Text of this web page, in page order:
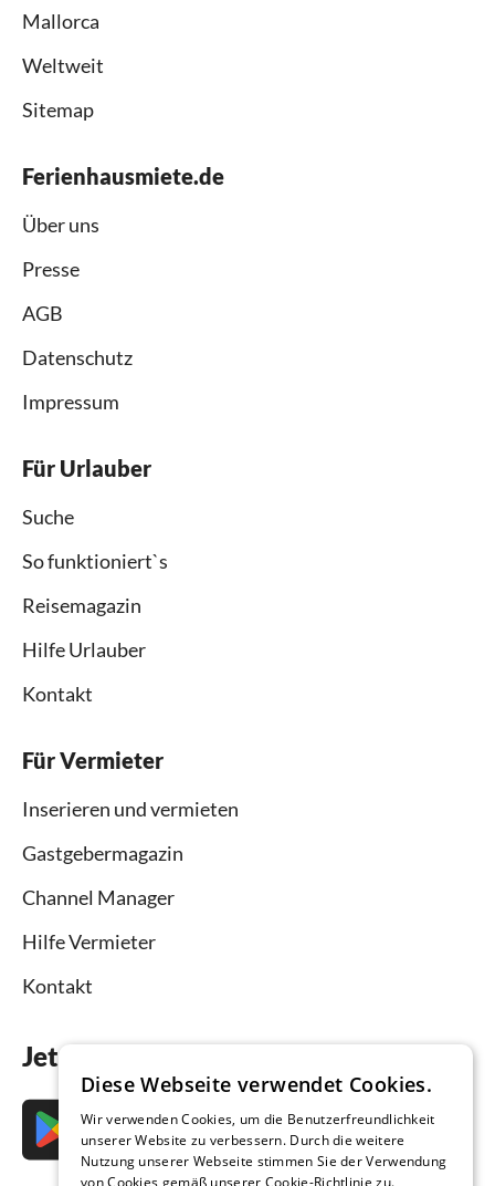
Mallorca
Weltweit
Sitemap
Ferienhausmiete.de
Über uns
Presse
AGB
Datenschutz
Impressum
Für Urlauber
Suche
So funktioniert`s
Reisemagazin
Hilfe Urlauber
Kontakt
Für Vermieter
Inserieren und vermieten
Gastgebermagazin
Channel Manager
Hilfe Vermieter
Kontakt
Jetzt die App downloaden
Diese Webseite verwendet Cookies.
Wir verwenden Cookies, um die Benutzerfreundlichkeit
unserer Website zu verbessern. Durch die weitere
Nutzung unserer Webseite stimmen Sie der Verwendung
von Cookies gemäß unserer Cookie-Richtlinie zu.